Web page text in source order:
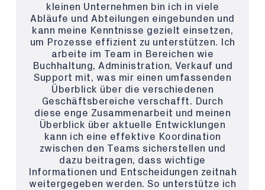
kleinen Unternehmen bin ich in viele
Abläufe und Abteilungen eingebunden und
kann meine Kenntnisse gezielt einsetzen,
um Prozesse effizient zu unterstützen. Ich
arbeite im Team in Bereichen wie
Buchhaltung, Administration, Verkauf und
Support mit, was mir einen umfassenden
Überblick über die verschiedenen
Geschäftsbereiche verschafft. Durch
diese enge Zusammenarbeit und meinen
Überblick über aktuelle Entwicklungen
kann ich eine effektive Koordination
zwischen den Teams sicherstellen und
dazu beitragen, dass wichtige
Informationen und Entscheidungen zeitnah
weitergegeben werden. So unterstütze ich